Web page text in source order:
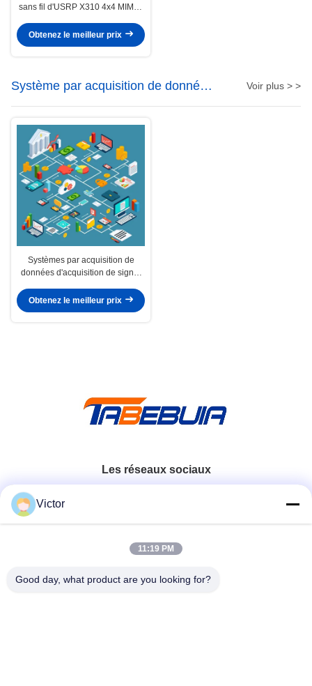
sans fil d'USRP X310 4x4 MIMO-
Obtenez le meilleur prix
Système par acquisition de données
de rf
Voir plus > >
Systèmes par acquisition de
données d'acquisition de signal
Obtenez le meilleur prix
Les réseaux sociaux
86--18062514745
Victor
11:19 PM
Good day, what product are you looking for?